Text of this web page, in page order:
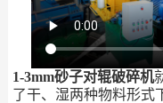
1-3mm砂子对辊破碎机
了干、湿两种物料形式